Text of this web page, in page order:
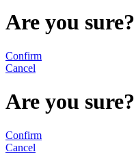
Are you sure?
Confirm
Cancel
Are you sure?
Confirm
Cancel